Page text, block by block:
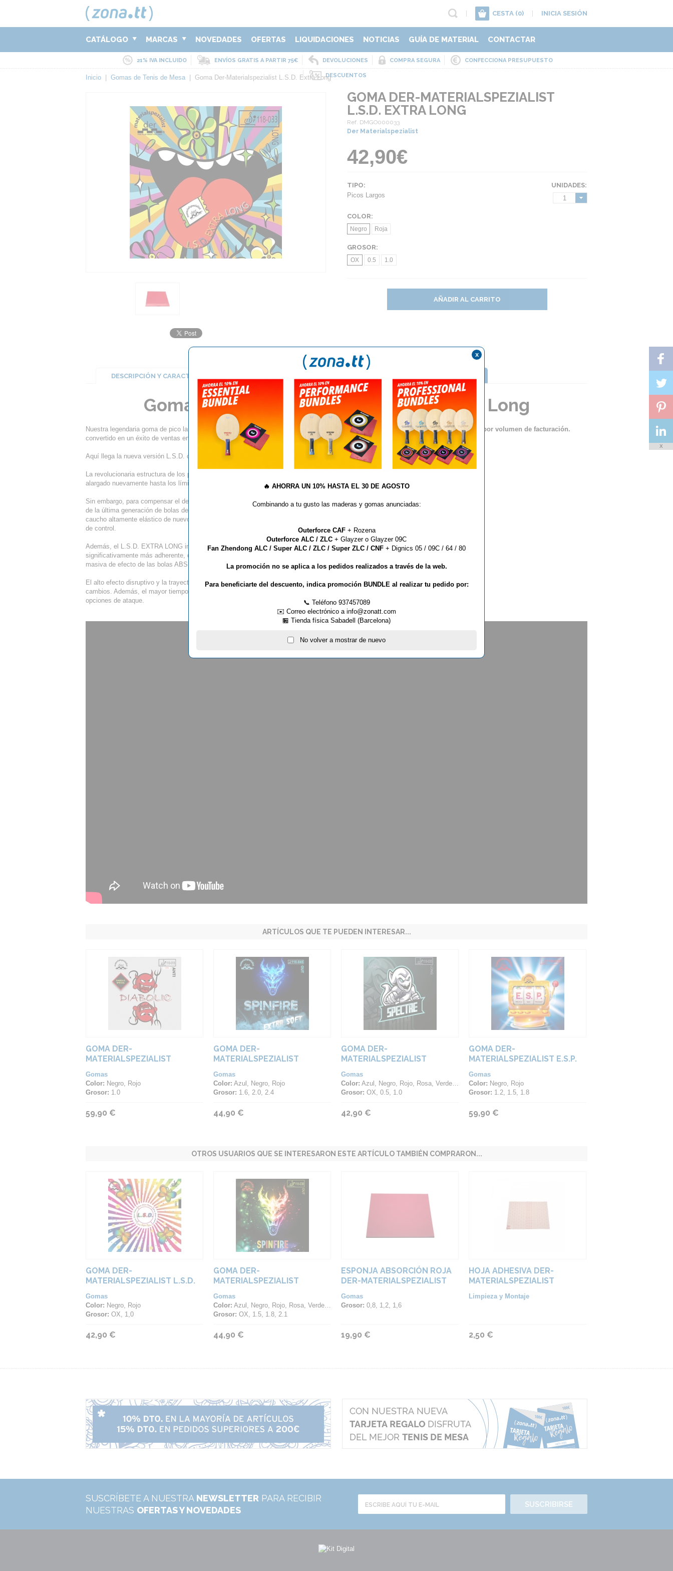
CESTA (0) INICIA SESIÓN
CATÁLOGO MARCAS NOVEDADES OFERTAS LIQUIDACIONES NOTICIAS GUÍA DE MATERIAL CONTACTAR
21% IVA INCLUIDO ENVÍOS GRATIS A PARTIR 75€ DEVOLUCIONES COMPRA SEGURA CONFECCIONA PRESUPUESTO
DESCUENTOS
Inicio Gomas de Tenis de Mesa Goma Der-Materialspezialist L.S.D. Extra Long
GOMA DER-MATERIALSPEZIALIST
L.S.D. EXTRA LONG
Ref. DMGO000033
Der Materialspezialist
42,90€
UNIDADES:
1
TIPO:
Picos Largos
COLOR:
Negro Roja
GROSOR:
OX 0.5 1.0
AÑADIR AL CARRITO
DESCRIPCIÓN Y CARACTERÍSTICAS
Goma Der-Materialspezialist L.S.D. Extra Long
Nuestra legendaria goma de pico largo L.S.D. LONG SUPER DEFENSE se ha
convertido en un éxito de ventas en todo el mundo desde su lanzamiento.
Aquí llega la nueva versión L.S.D. optimizada para la bola de plástico.
La revolucionaria estructura de los picos se ha mantenido sin cambios y su se ha
alargado nuevamente hasta los límites de lo permitido.
Sin embargo, para compensar el desarrollo de efecto significativamente más bajo
de la última generación de bolas de plástico, hemos utilizado un compuesto de
caucho altamente elástico de nuevo desarrollo que también optimiza los valores
de control.
Además, el L.S.D. EXTRA LONG incorpora una superficie rugosa
significativamente más adherente, que compensa perfectamente la pérdida
masiva de efecto de las bolas ABS durante los golpes defensivos activos.
El alto efecto disruptivo y la trayectoria desagradable de la pelota permanecen sin
cambios. Además, el mayor tiempo de contacto con la pelota permite mayores
opciones de ataque.
*) Este artículo no admite descuento lineal por volumen de facturación.
ARTÍCULOS QUE TE PUEDEN INTERESAR...
GOMA DER-
MATERIALSPEZIALIST
Gomas
Color: Negro, Rojo
Grosor: 1.0
59,90 €
GOMA DER-
MATERIALSPEZIALIST
SOFT
Gomas
Color: Azul, Negro, Rojo
Grosor: 1.6, 2.0, 2.4
44,90 €
GOMA DER-
MATERIALSPEZIALIST
Gomas
Color: Azul, Negro, Rojo, Rosa, Verde, Violeta
Grosor: OX, 0.5, 1.0
42,90 €
GOMA DER-
MATERIALSPEZIALIST E.S.P.
Gomas
Color: Negro, Rojo
Grosor: 1.2, 1.5, 1.8
59,90 €
OTROS USUARIOS QUE SE INTERESARON ESTE ARTÍCULO TAMBIÉN COMPRARON...
GOMA DER-
MATERIALSPEZIALIST L.S.D.
Gomas
Color: Negro, Rojo
Grosor: OX, 1,0
42,90 €
GOMA DER-
MATERIALSPEZIALIST
Gomas
Color: Azul, Negro, Rojo, Rosa, Verde, Violeta
Grosor: OX, 1.5, 1.8, 2.1
44,90 €
ESPONJA ABSORCIÓN ROJA
DER-MATERIALSPEZIALIST
Gomas
Grosor: 0,8, 1,2, 1,6
19,90 €
HOJA ADHESIVA DER-
MATERIALSPEZIALIST
Limpieza y Montaje
2,50 €
SUSCRÍBETE A NUESTRA NEWSLETTER PARA RECIBIR
NUESTRAS OFERTAS Y NOVEDADES
SUSCRIBIRSE
🔥 AHORRA UN 10% HASTA EL 30 DE AGOSTO
Combinando a tu gusto las maderas y gomas anunciadas:
Outerforce CAF+ Rozena
Outerforce ALC / ZLC + Glayzer o Glayzer 09C
Fan Zhendong ALC / Super ALC / ZLC / Super ZLC / CNF + Dignics 05 / 09C / 64 / 80
La promoción no se aplica a los pedidos realizados a través de la web.
Para beneficiarte del descuento, indica promoción BUNDLE al realizar tu pedido por:
📞 Teléfono 937457089
✉️ Correo electrónico a info@zonatt.com
🏪 Tienda física Sabadell (Barcelona)
No volver a mostrar de nuevo
x
X